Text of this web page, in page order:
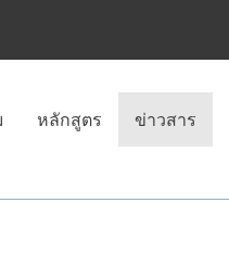
หลักสูตร ข่าวสาร